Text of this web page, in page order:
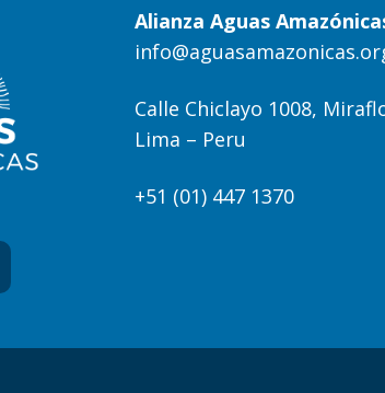
Alianza Aguas
Calle Chiclayo 1008,
Lima – Peru
+51 (01) 447 1370